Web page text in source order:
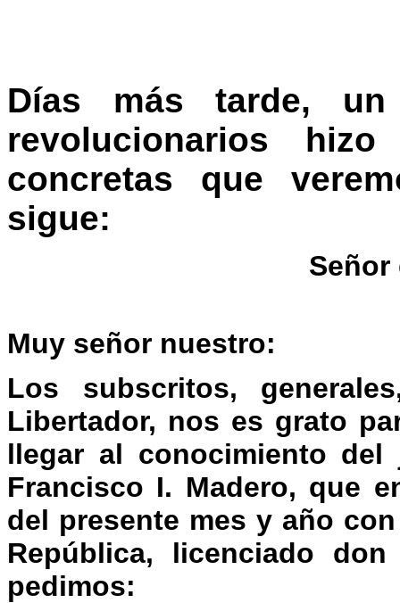
Días más tarde,
revolucionarios
concretas que
sigue:
Señor
Muy señor nuestro:
Los subscritos,
Libertador, nos es grato
llegar al conocimiento
Francisco I. Madero, que
del presente mes y año
República, licenciado
pedimos: